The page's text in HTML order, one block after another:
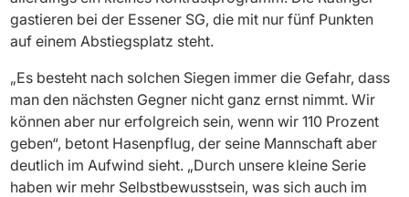
gastieren bei der Essener SG, die mit nur fünf Punkten
auf einem Abstiegsplatz steht.
„Es besteht nach solchen Siegen immer die Gefahr, dass
man den nächsten Gegner nicht ganz ernst nimmt. Wir
können aber nur erfolgreich sein, wenn wir 110 Prozent
geben“, betont Hasenpflug, der seine Mannschaft aber
deutlich im Aufwind sieht. „Durch unsere kleine Serie
haben wir mehr Selbstbewusstsein, was sich auch im